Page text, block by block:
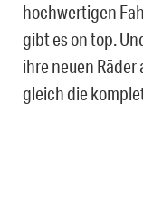
hochwertigen
gibt es on top.
ihre neuen
gleich die